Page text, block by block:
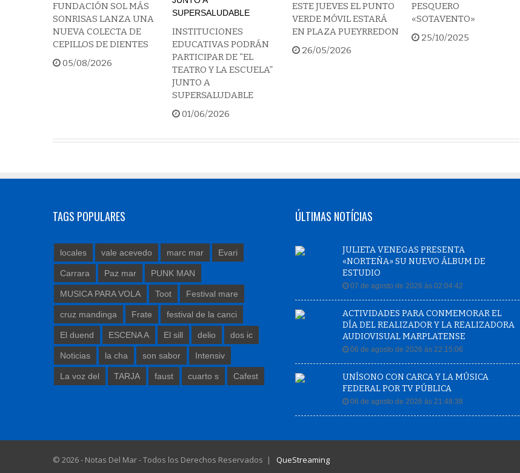
FUNDACIÓN SOL MÁS
SONRISAS LANZA UNA
NUEVA COLECTA DE
CEPILLOS DE DIENTES
05/08/2026
INSTITUCIONES
EDUCATIVAS PODRÁN
PARTICIPAR DE “EL
TEATRO Y LA ESCUELA”
JUNTO A
SUPERSALUDABLE
01/06/2026
ESTE JUEVES EL PUNTO
VERDE MÓVIL ESTARÁ
EN PLAZA PUEYRREDON
26/05/2026
PESQUERO
«SOTAVENTO»
25/10/2025
TAGS POPULARES
locales vale acevedo marc mar Evari
Carrara Paz mar PUNK MAN
MUSICA PARA VOLA Toot Festival mare
cruz mandinga Frate festival de la canci
El duend ESCENA A El sill delio dos ic
Noticias la cha son sabor Intensiv
La voz del TARJA faust cuarto s Cafest
ÚLTIMAS NOTÍCIAS
JULIETA VENEGAS PRESENTA
«NORTEÑA» SU NUEVO ÁLBUM DE
ESTUDIO
07 de agosto de 2026 às 02:04:42
ACTIVIDADES PARA CONMEMORAR EL
DÍA DEL REALIZADOR Y LA REALIZADORA
AUDIOVISUAL MARPLATENSE
06 de agosto de 2026 às 22:15:06
UNÍSONO CON CARCA Y LA MÚSICA
FEDERAL POR TV PÚBLICA
06 de agosto de 2026 às 21:48:38
© 2026 - Notas Del Mar - Todos los Derechos Reservados | QueStreaming